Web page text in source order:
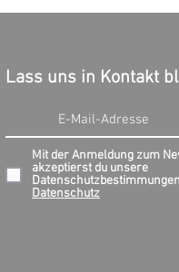
Business-Class-Deal mit
Icelandair in die USA ab
Lass uns in Kontakt
Mit der Anmeldung zum
akzeptierst du unsere
Datenschutz